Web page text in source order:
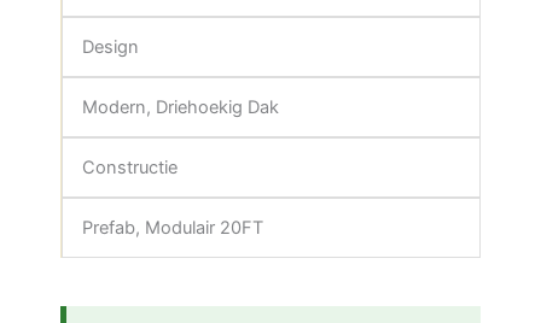
Design
Modern, Driehoekig Dak
Constructie
Prefab, Modulair 20FT